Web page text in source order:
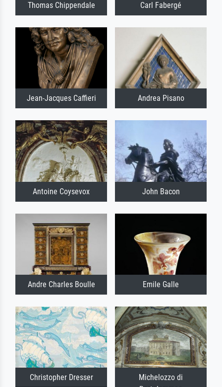
Thomas Chippendale Carl Fabergé
Jean-Jacques Caffieri Andrea Pisano
Antoine Coysevox John Bacon
Andre Charles Boulle Emile Galle
Christopher Dresser
Michelozzo di